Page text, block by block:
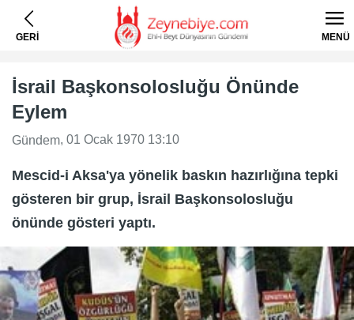
GERİ MENÜ
İsrail Başkonsolosluğu Önünde
Eylem
Gündem, 01 Ocak 1970 13:10
Mescid-i Aksa'ya yönelik baskın hazırlığına tepki
gösteren bir grup, İsrail Başkonsolosluğu
önünde gösteri yaptı.